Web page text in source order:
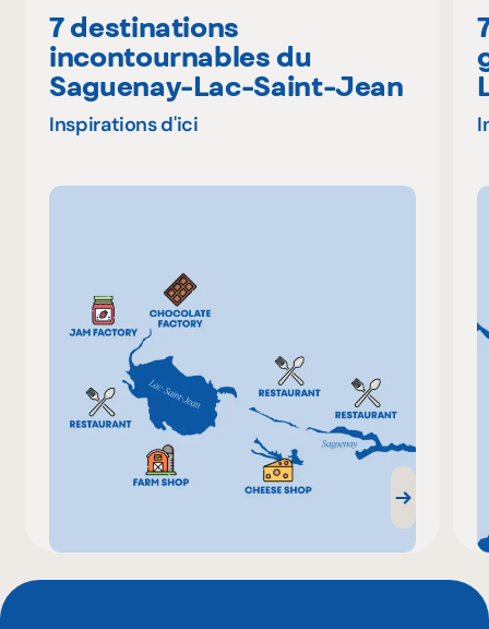
7 destinations
incontournables du
Saguenay-Lac-Saint-Jean
Inspirations d'ici